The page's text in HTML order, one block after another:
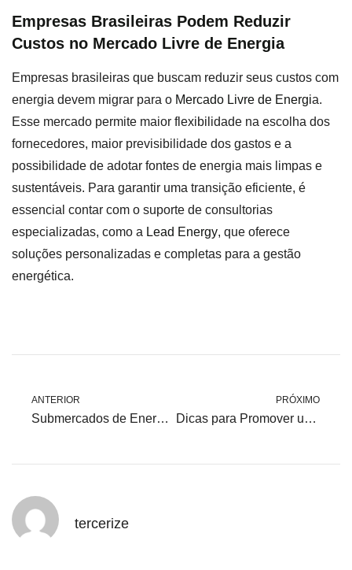
Empresas Brasileiras Podem Reduzir
Custos no Mercado Livre de Energia
Empresas brasileiras que buscam reduzir seus custos com
energia devem migrar para o Mercado Livre de Energia.
Esse mercado permite maior flexibilidade na escolha dos
fornecedores, maior previsibilidade dos gastos e a
possibilidade de adotar fontes de energia mais limpas e
sustentáveis. Para garantir uma transição eficiente, é
essencial contar com o suporte de consultorias
especializadas, como a Lead Energy, que oferece
soluções personalizadas e completas para a gestão
energética.
ANTERIOR
Submercados de Energia: Conheça os Riscos para a Modalidade Atacadista
PRÓXIMO
Dicas para Promover uma Cultura de Economia de Energia no Ambiente de Trabalho
tercerize